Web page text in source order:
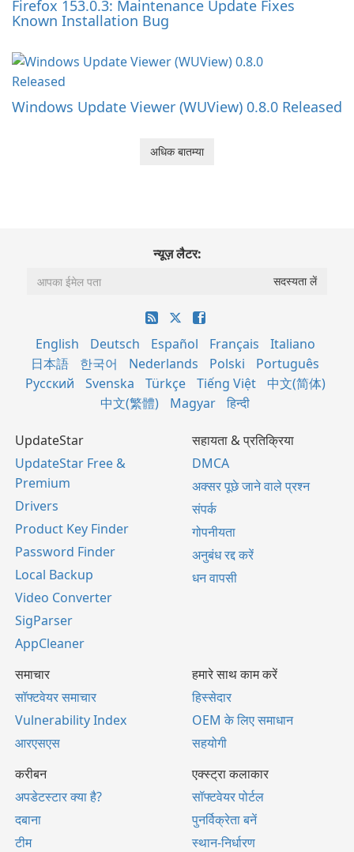
Firefox 153.0.3: Maintenance Update Fixes
Known Installation Bug
Windows Update Viewer (WUView) 0.8.0 Released
अधिक बातम्या
न्यूज़ लैटर:
English Deutsch Español Français
Italiano
日本語
한국어 Nederlands Polski
Português
Русский
Svenska Türkçe Tiếng Việt
中文(简体)
中文(繁體)
Magyar हिन्दी
UpdateStar
UpdateStar Free &
Premium
Drivers
Product Key Finder
Password Finder
Local Backup
Video Converter
SigParser
AppCleaner
सहायता & प्रतिक्रिया
DMCA
अक्सर पूछे जाने वाले प्रश्न
संपर्क
गोपनीयता
अनुबंध रद्द करें
धन वापसी
समाचार
सॉफ्टवेयर समाचार
Vulnerability Index
आरएसएस
हमारे साथ काम करें
हिस्सेदार
OEM के लिए समाधान
सहयोगी
करीबन
अपडेटस्टार क्या है?
दबाना
टीम
एक्स्ट्रा कलाकार
सॉफ्टवेयर पोर्टल
पुनर्विक्रेता बनें
स्थान-निर्धारण